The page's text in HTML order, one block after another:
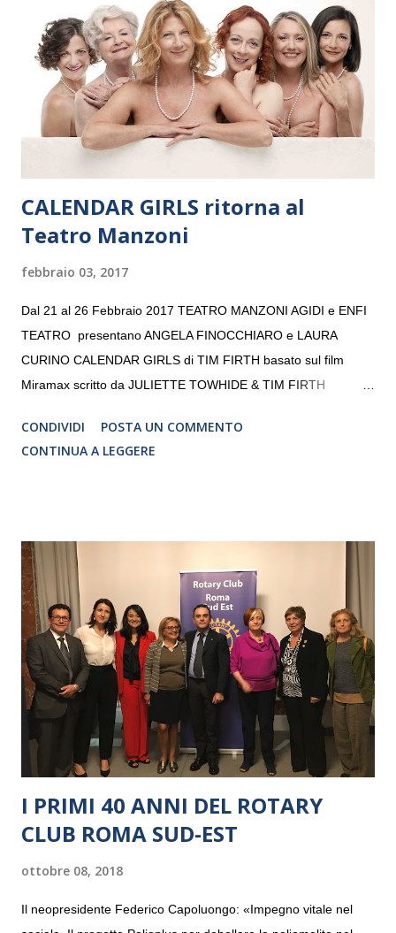
“Settembre dell’Accademia” dove si esibirà per il secondo anno
consecutivo. Il pubblico milanese avrà il piacere di applaudire i
giovani artisti della Baltic Sea Youth Philharmonic per la quarta
volta. L’orchestra, fondata nel 2008 da Kristjan Järvi (affiancato
da un prestigioso consiglio di consulent...
CALENDAR GIRLS ritorna al
Teatro Manzoni
febbraio 03, 2017
Dal 21 al 26 Febbraio 2017 TEATRO MANZONI AGIDI e ENFI
TEATRO presentano ANGELA FINOCCHIARO e LAURA
CURINO CALENDAR GIRLS di TIM FIRTH basato sul film
Miramax scritto da JULIETTE TOWHIDE & TIM FIRTH
CRISTINA PEZZOLI
CONDIVIDI
POSTA UN COMMENTO
CONTINUA A LEGGERE
I PRIMI 40 ANNI DEL ROTARY
CLUB ROMA SUD-EST
ottobre 08, 2018
Il neopresidente Federico Capoluongo: «Impegno vitale nel